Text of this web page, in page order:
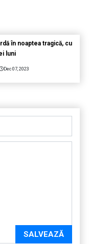
în noaptea tragică, cu
luni
Dec 07, 2023
SALVEAZĂ